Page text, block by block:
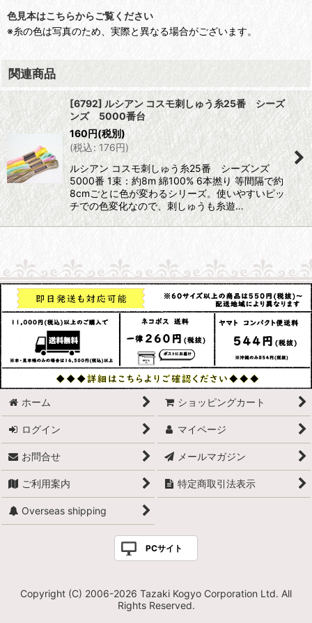
色見本はこちらからご覧ください
※糸の色は写真のため、実際と異なる場合がございます。
関連商品
[6792] ルシアン コスモ刺しゅう糸25番 シーズ
ンズ 5000番台
160円(税別)
(税込: 176円)
ルシアン コスモ刺しゅう糸25番 シーズンズ
5000番 1束：約8m 綿100% 6本撚り 等間隔で約
8cmごとに色が変わるシリーズ。使いやすいピッ
チでの色変化なので、刺しゅうも糸遊…
ホーム ショッピングカート
ログイン マイページ
お問合せ メールマガジン
ご利用案内 特定商取引法表示
Overseas shipping
PCサイト
Copyright (C) 2006-2026 Tazaki Kogyo Corporation Ltd. All
Rights Reserved.